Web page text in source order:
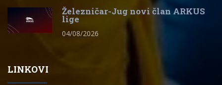
Železničar-Jug novi član ARKUS
lige
04/08/2026
LINKOVI